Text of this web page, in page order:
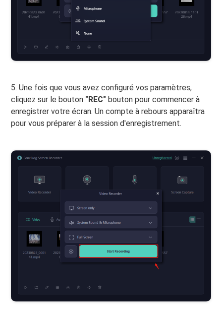
5. Une fois que vous avez configuré vos paramètres,
cliquez sur le bouton "REC" bouton pour commencer à
enregistrer votre écran. Un compte à rebours apparaîtra
pour vous préparer à la session d'enregistrement.